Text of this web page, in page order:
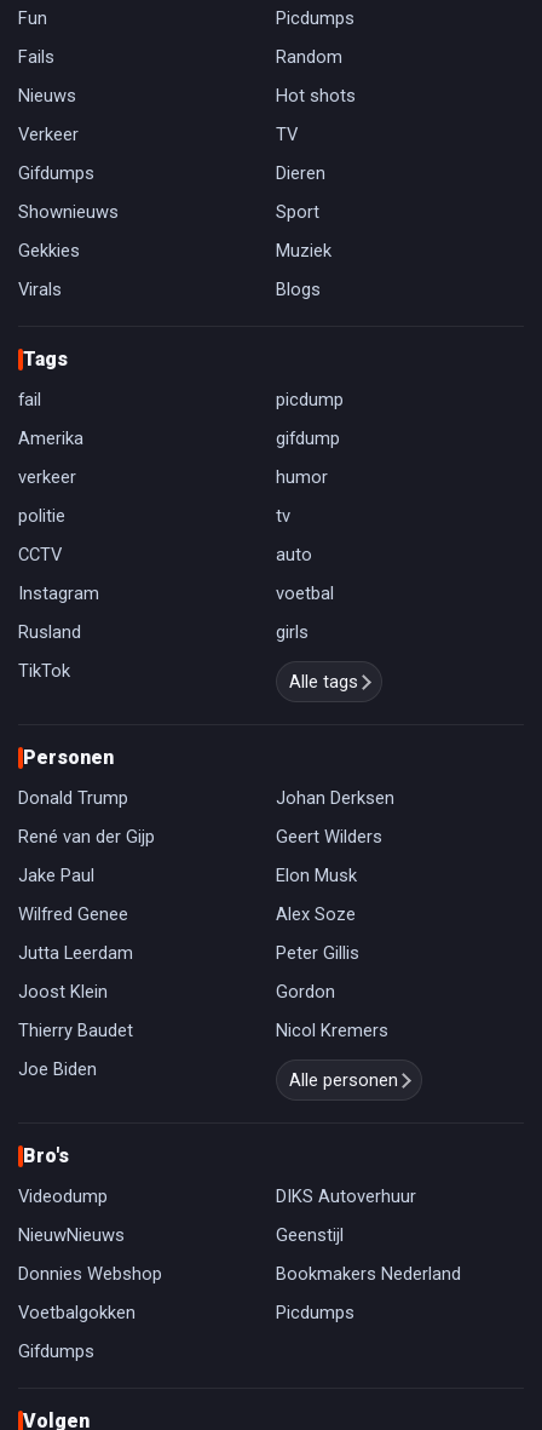
Fun
Picdumps
Fails
Random
Nieuws
Hot shots
Verkeer
TV
Gifdumps
Dieren
Shownieuws
Sport
Gekkies
Muziek
Virals
Blogs
Tags
fail
picdump
Amerika
gifdump
verkeer
humor
politie
tv
CCTV
auto
Instagram
voetbal
Rusland
girls
TikTok
Alle tags
Personen
Donald Trump
Johan Derksen
René van der Gijp
Geert Wilders
Jake Paul
Elon Musk
Wilfred Genee
Alex Soze
Jutta Leerdam
Peter Gillis
Joost Klein
Gordon
Thierry Baudet
Nicol Kremers
Joe Biden
Alle personen
Bro's
Videodump
DIKS Autoverhuur
NieuwNieuws
Geenstijl
Donnies Webshop
Bookmakers Nederland
Voetbalgokken
Picdumps
Gifdumps
Volgen